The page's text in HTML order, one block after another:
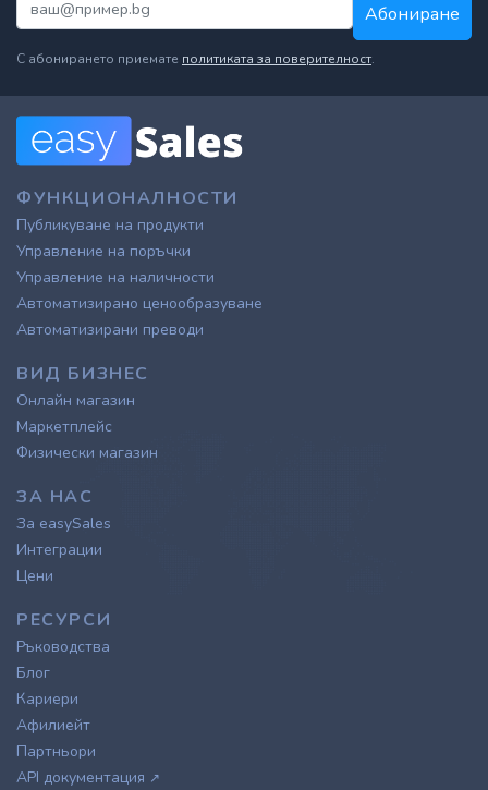
Абониране
С абонирането приемате политиката за поверителност.
ФУНКЦИОНАЛНОСТИ
Публикуване на продукти
Управление на поръчки
Управление на наличности
Автоматизирано ценообразуване
Автоматизирани преводи
ВИД БИЗНЕС
Онлайн магазин
Маркетплейс
Физически магазин
ЗА НАС
За easySales
Интеграции
Цени
РЕСУРСИ
Ръководства
Блог
Кариери
Афилиейт
Партньори
API документация ↗